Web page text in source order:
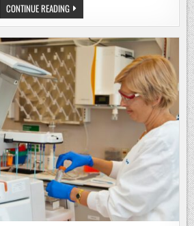
CONTINUE READINGFORSCHENDE
ENTDECKEN
PILZPROTEIN,
DAS
ZU
BLATTVERLUST
BEI
NUTZPFLANZEN
FÜHRT